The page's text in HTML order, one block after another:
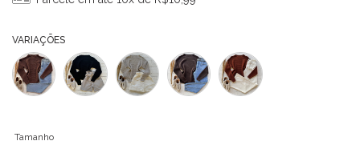
VARIAÇÕES
Tamanho